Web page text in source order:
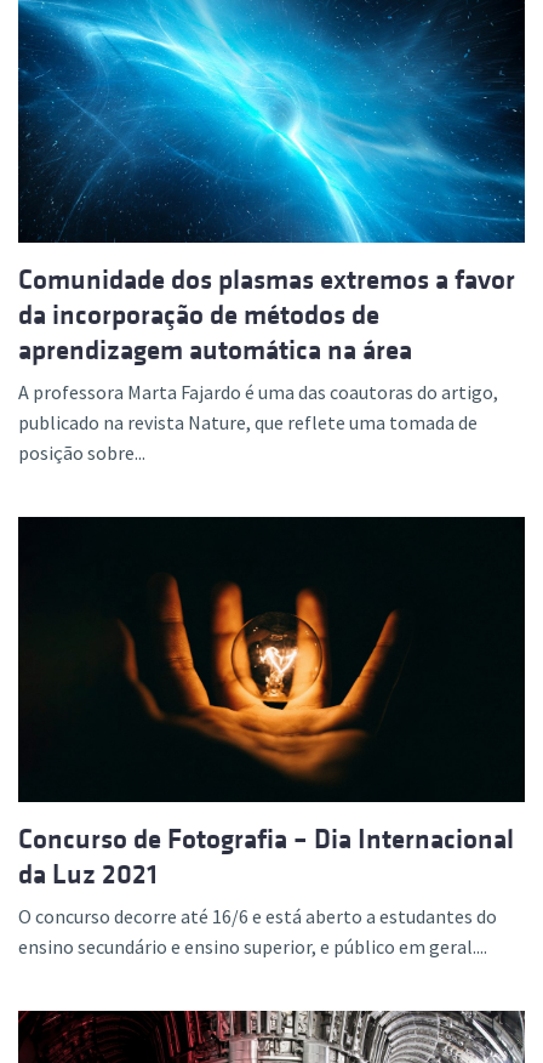
Comunidade dos plasmas extremos a favor
da incorporação de métodos de
aprendizagem automática na área
A professora Marta Fajardo é uma das coautoras do artigo,
publicado na revista Nature, que reflete uma tomada de
posição sobre...
Concurso de Fotografia – Dia Internacional
da Luz 2021
O concurso decorre até 16/6 e está aberto a estudantes do
ensino secundário e ensino superior, e público em geral....